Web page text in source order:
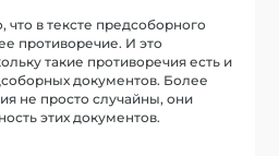
в тексте предсоборного
противоречие. И это
такие противоречия есть и
документов. Более
не просто случайны, они
этих документов.